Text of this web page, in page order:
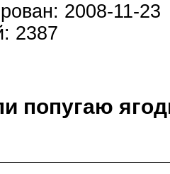
2008-11-23
2387
попугаю